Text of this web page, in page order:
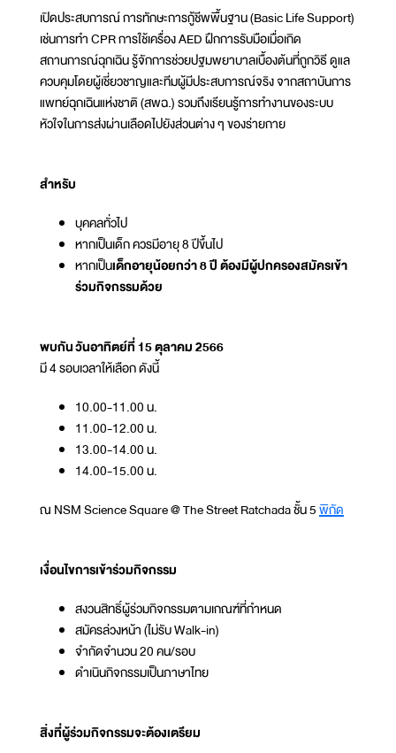
เปิดประสบการณ์ การทักษะการกู้ชีพพื้นฐาน (Basic Life Support)
เช่นการทำ CPR การใช้เครื่อง AED ฝึกการรับมือเมื่อเกิด
สถานการณ์ฉุกเฉิน รู้จักการช่วยปฐมพยาบาลเบื้องต้นที่ถูกวิธี ดูแล
ควบคุมโดยผู้เชี่ยวชาญและทีมผู้มีประสบการณ์จริง จากสถาบันการ
แพทย์ฉุกเฉินแห่งชาติ (สพฉ.) รวมถึงเรียนรู้การทำงานของระบบ
หัวใจในการส่งผ่านเลือดไปยังส่วนต่าง ๆ ของร่ายกาย
สำหรับ
บุคคลทั่วไป
หากเป็นเด็ก ควรมีอายุ 8 ปีขึ้นไป
หากเป็นเด็กอายุน้อยกว่า 8 ปี ต้องมีผู้ปกครองสมัครเข้า
ร่วมกิจกรรมด้วย
พบกัน วันอาทิตย์ที่ 15 ตุลาคม 2566
มี 4 รอบเวลาให้เลือก ดังนี้
10.00-11.00 น.
11.00-12.00 น.
13.00-14.00 น.
14.00-15.00 น.
ณ NSM Science Square @ The Street Ratchada ชั้น 5พิกัด
เงื่อนไขการเข้าร่วมกิจกรรม
สงวนสิทธิ์ผู้ร่วมกิจกรรมตามเกณฑ์ที่กำหนด
สมัครล่วงหน้า (ไม่รับ Walk-in)
จำกัดจำนวน 20 คน/รอบ
ดำเนินกิจกรรมเป็นภาษาไทย
สิ่งที่ผู้ร่วมกิจกรรมจะต้องเตรียม